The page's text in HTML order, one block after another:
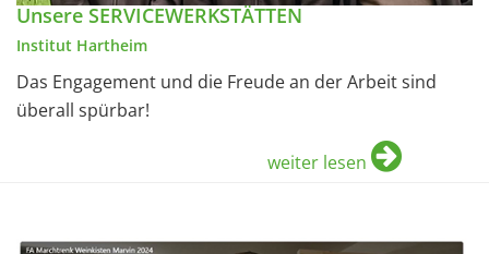
Unsere SERVICEWERKSTÄTTEN
Institut Hartheim
Das Engagement und die Freude an der Arbeit sind
überall spürbar!
weiter lesen